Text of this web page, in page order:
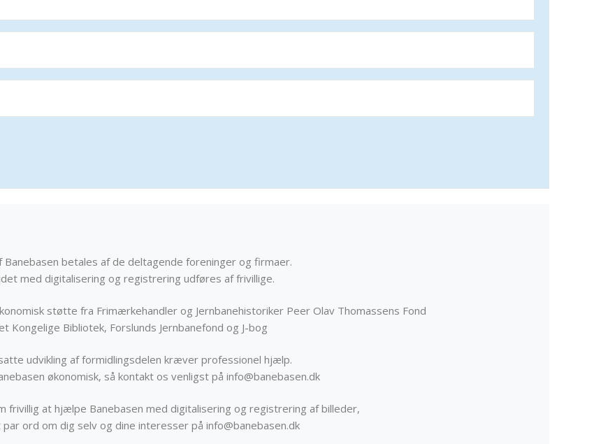
Banebasen betales af de deltagende foreninger og firmaer.
med digitalisering og registrering udføres af frivillige.
støtte fra Frimærkehandler og Jernbanehistoriker Peer Olav Thomassens Fond
Kongelige Bibliotek, Forslunds Jernbanefond og J-bog
udvikling af formidlingsdelen kræver professionel hjælp.
økonomisk, så kontakt os venligst på info@banebasen.dk
frivillig at hjælpe Banebasen med digitalisering og registrering af billeder,
ord om dig selv og dine interesser på info@banebasen.dk